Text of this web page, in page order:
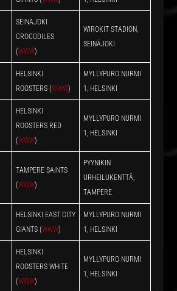
SEINÄJOKI
CROCODILES
(WWW)
WIROKIT STADION,
SEINÄJOKI
HELSINKI
ROOSTERS (WWW)
MYLLYPURO NURMI
1, HELSINKI
HELSINKI
ROOSTERS RED
(WWW)
MYLLYPURO NURMI
1, HELSINKI
TAMPERE SAINTS
(WWW)
PYYNIKIN
URHEILUKENTTÄ,
TAMPERE
HELSINKI EAST CITY
GIANTS (WWW)
MYLLYPURO NURMI
1, HELSINKI
HELSINKI
ROOSTERS WHITE
(WWW)
MYLLYPURO NURMI
1, HELSINKI